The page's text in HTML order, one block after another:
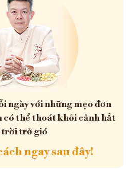
ngày với những mẹo đơn
có thể thoát khỏi cảnh hắt
trời trở gió
ngay sau đây!